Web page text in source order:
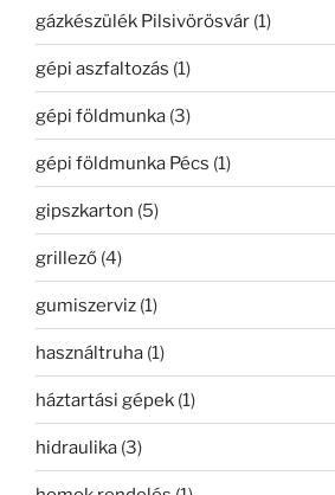
gázkészülék Pilsivörösvár (1)
gépi aszfaltozás (1)
gépi földmunka (3)
gépi földmunka Pécs (1)
gipszkarton (5)
grillező (4)
gumiszerviz (1)
használtruha (1)
háztartási gépek (1)
hidraulika (3)